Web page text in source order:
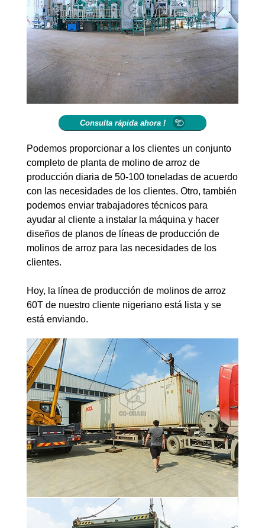
Consulta rápida ahora !
Podemos proporcionar a los clientes un conjunto
completo de planta de molino de arroz de
producción diaria de 50-100 toneladas de acuerdo
con las necesidades de los clientes. Otro, también
podemos enviar trabajadores técnicos para
ayudar al cliente a instalar la máquina y hacer
diseños de planos de líneas de producción de
molinos de arroz para las necesidades de los
clientes.
Hoy, la línea de producción de molinos de arroz
60T de nuestro cliente nigeriano está lista y se
está enviando.